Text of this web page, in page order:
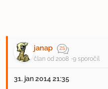
janap
član od 2008 9 sporočil
31. jan 2014 21:35